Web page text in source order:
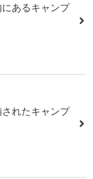
あるキャンプ
れたキャンプ